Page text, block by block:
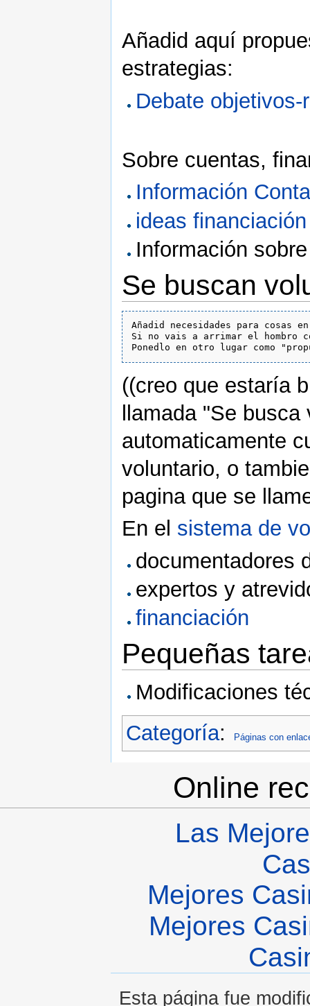
Añadid aquí
estrategias:
Debate
Sobre cuentas,
Información
ideas financiación
Información
Se buscan
Añadid necesidades para cosas
Si no vais a arrimar el hombro
((creo que estaría
llamada "Se
automaticamente
voluntario, o
pagina que se
En el sistema de
documentadores
expertos y
financiación
Pequeñas
Modificaciones
Categoría: Páginas con
Online
Las
Mejores
Mejores
Esta página fue